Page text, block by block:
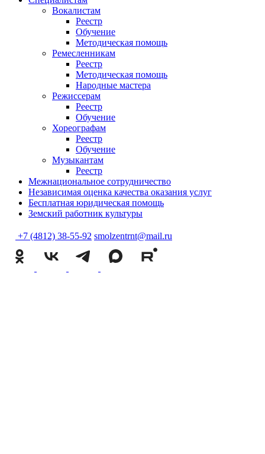
Вокалистам
Реестр
Обучение
Методическая помощь
Ремесленникам
Реестр
Методическая помощь
Народные мастера
Режиссерам
Реестр
Обучение
Хореографам
Реестр
Обучение
Музыкантам
Реестр
Межнациональное сотрудничество
Независимая оценка качества оказания услуг
Бесплатная юридическая помощь
Земский работник культуры
+7 (4812) 38-55-92 smolzentrnt@mail.ru